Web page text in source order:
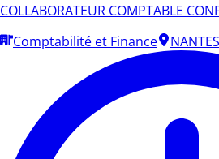
COLLABORATEUR COMPTABLE
Comptabilité et Finance
NANTES